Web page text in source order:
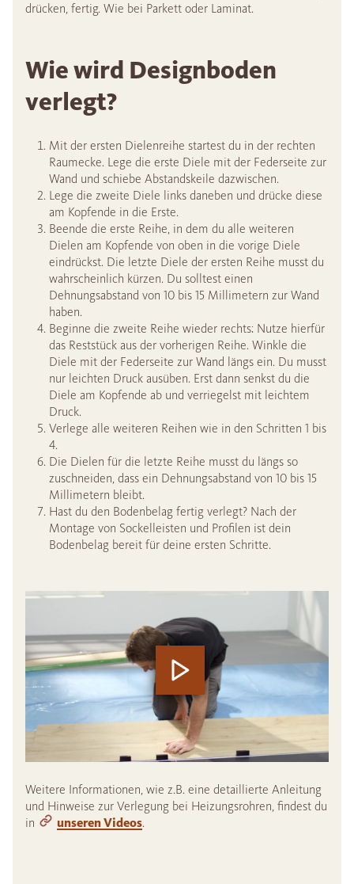
drücken, fertig. Wie bei Parkett oder Laminat.
Wie wird Designboden
verlegt?
Mit der ersten Dielenreihe startest du in der rechten
Raumecke. Lege die erste Diele mit der Federseite zur
Wand und schiebe Abstandskeile dazwischen.
Lege die zweite Diele links daneben und drücke diese
am Kopfende in die Erste.
Beende die erste Reihe, in dem du alle weiteren
Dielen am Kopfende von oben in die vorige Diele
eindrückst. Die letzte Diele der ersten Reihe musst du
wahrscheinlich kürzen. Du solltest einen
Dehnungsabstand von 10 bis 15 Millimetern zur Wand
haben.
Beginne die zweite Reihe wieder rechts: Nutze hierfür
das Reststück aus der vorherigen Reihe. Winkle die
Diele mit der Federseite zur Wand längs ein. Du musst
nur leichten Druck ausüben. Erst dann senkst du die
Diele am Kopfende ab und verriegelst mit leichtem
Druck.
Verlege alle weiteren Reihen wie in den Schritten 1 bis
4.
Die Dielen für die letzte Reihe musst du längs so
zuschneiden, dass ein Dehnungsabstand von 10 bis 15
Millimetern bleibt.
Hast du den Bodenbelag fertig verlegt? Nach der
Montage von Sockelleisten und Profilen ist dein
Bodenbelag bereit für deine ersten Schritte.
Weitere Informationen, wie z.B. eine detaillierte Anleitung
und Hinweise zur Verlegung bei Heizungsrohren, findest du
in
unseren Videos.